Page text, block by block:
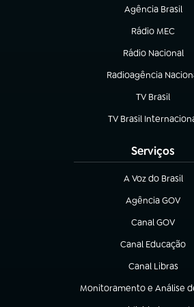
Agência Brasil
(abre em nova
Rádio MEC
(abre em nova
Rádio Nacional
Radioagência
(abre em nova aba)
TV Brasil
(abre em nova
TV Brasil
(abre em nova aba)
Serviços
A Voz do Brasil
(abre em nova
Agência GOV
(abre em nova
Canal GOV
(abre em nova
Canal Educação
(abre em nova aba)
Canal Libras
(abre em nova
Monitoramento e Análise
(abre em nova aba)